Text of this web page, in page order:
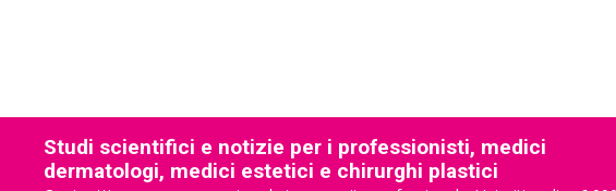
Studi scientifici e notizie per i professionisti, medici
dermatologi, medici estetici e chirurghi plastici